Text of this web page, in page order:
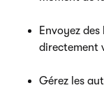
Envoyez
directement
Gérez les